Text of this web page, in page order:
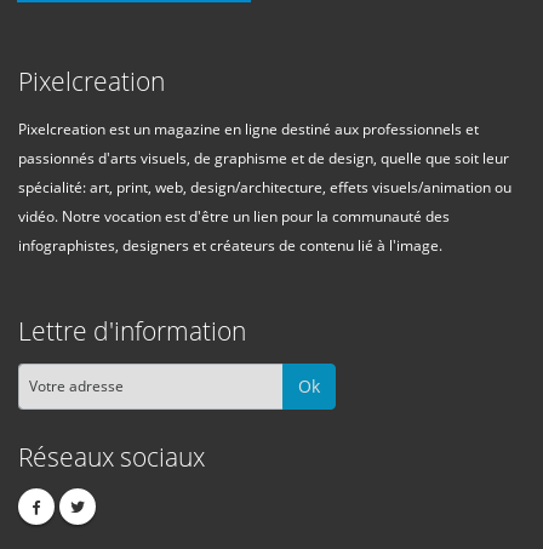
Pixelcreation
Pixelcreation est un magazine en ligne destiné aux professionnels et
passionnés d'arts visuels, de graphisme et de design, quelle que soit leur
spécialité: art, print, web, design/architecture, effets visuels/animation ou
vidéo. Notre vocation est d'être un lien pour la communauté des
infographistes, designers et créateurs de contenu lié à l'image.
Lettre d'information
Ok
Réseaux sociaux